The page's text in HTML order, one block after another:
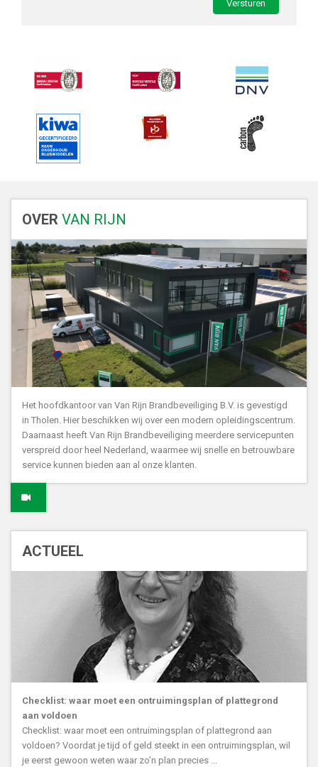
OVER VAN RIJN
Het hoofdkantoor van Van Rijn Brandbeveiliging B.V. is gevestigd
in Tholen. Hier beschikken wij over een modern opleidingscentrum.
Daarnaast heeft Van Rijn Brandbeveiliging meerdere servicepunten
verspreid door heel Nederland, waarmee wij snelle en betrouwbare
service kunnen bieden aan al onze klanten.
ACTUEEL
Checklist: waar moet een ontruimingsplan of plattegrond
aan voldoen
Checklist: waar moet een ontruimingsplan of plattegrond aan
voldoen? Voordat je tijd of geld steekt in een ontruimingsplan, wil
je eerst gewoon weten waar zo’n plan precies ...